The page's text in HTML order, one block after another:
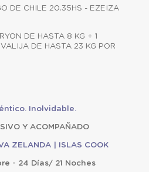
DE CHILE 20.35HS - EZEIZA
DE HASTA 8 KG + 1
DE HASTA 23 KG POR
Inolvidable.
Y ACOMPAÑADO
ZELANDA | ISLAS COOK
- 24 Días/ 21 Noches